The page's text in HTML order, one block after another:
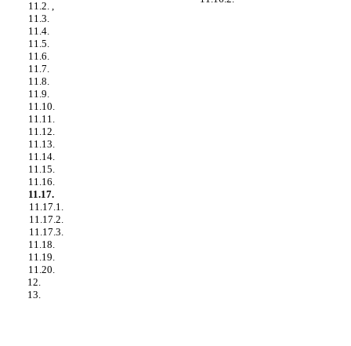
11.2. ,
11.3.
11.4.
11.5.
11.6.
11.7.
11.8.
11.9.
11.10.
11.11.
11.12.
11.13.
11.14.
11.15.
11.16.
11.17.
11.17.1.
11.17.2.
11.17.3.
11.18.
11.19.
11.20.
12.
13.